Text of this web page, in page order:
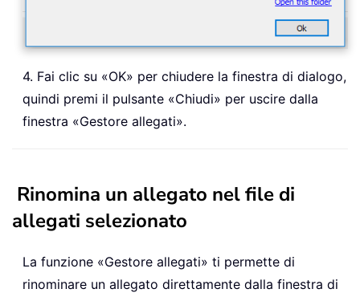
4. Fai clic su «OK» per chiudere la finestra di dialogo,
quindi premi il pulsante «Chiudi» per uscire dalla
finestra «Gestore allegati».
Rinomina un allegato nel file di
allegati selezionato
La funzione «Gestore allegati» ti permette di
rinominare un allegato direttamente dalla finestra di